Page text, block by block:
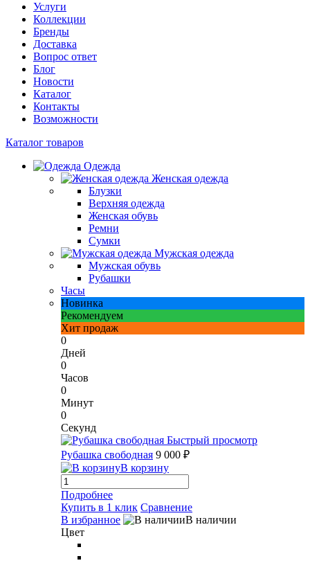
Услуги
Коллекции
Бренды
Доставка
Вопрос ответ
Блог
Новости
Каталог
Контакты
Возможности
Каталог товаров
Одежда
Женская одежда
Блузки
Верхняя одежда
Женская обувь
Ремни
Сумки
Мужская одежда
Мужская обувь
Рубашки
Часы
Новинка
Рекомендуем
Хит продаж
0
Дней
0
Часов
0
Минут
0
Секунд
Быстрый просмотр
Рубашка свободная 9 000 ₽
В корзину
Подробнее
Купить в 1 клик Сравнение
В избранное
В наличии
Цвет